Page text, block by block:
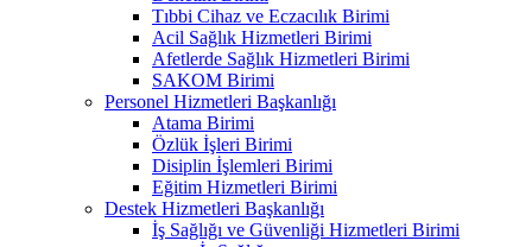
Tıbbi Cihaz ve Eczacılık Birimi
Acil Sağlık Hizmetleri Birimi
Afetlerde Sağlık Hizmetleri Birimi
SAKOM Birimi
Personel Hizmetleri Başkanlığı
Atama Birimi
Özlük İşleri Birimi
Disiplin İşlemleri Birimi
Eğitim Hizmetleri Birimi
Destek Hizmetleri Başkanlığı
İş Sağlığı ve Güvenliği Hizmetleri Birimi